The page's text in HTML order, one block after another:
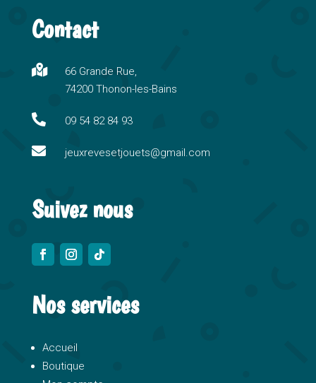
e
n
a
i
e
Contact

66 Grande Rue,
74200 Thonon-les-Bains
 09 54 82 84 93
 jeuxrevesetjouets@gmail.com
Suivez nous
Nos services
Accueil
Boutique